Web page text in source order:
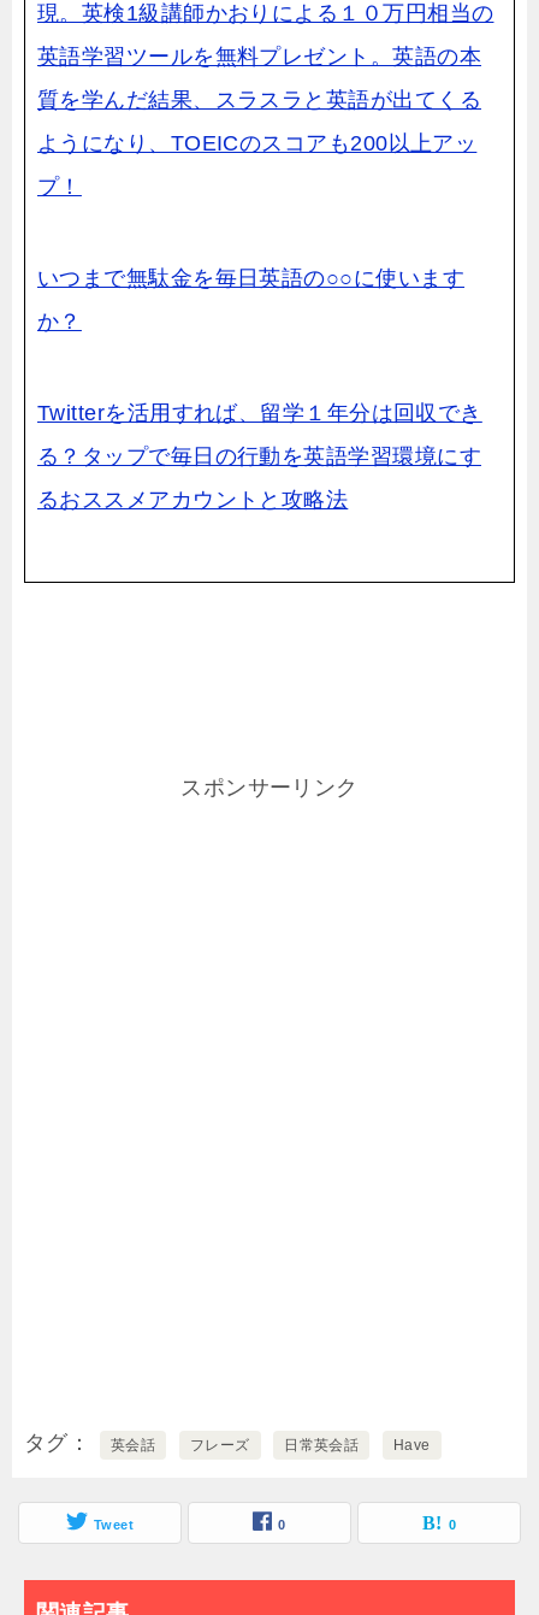
現。英検1級講師かおりによる１０万円相当の
英語学習ツールを無料プレゼント。英語の本
質を学んだ結果、スラスラと英語が出てくる
ようになり、TOEICのスコアも200以上アッ
プ！
いつまで無駄金を毎日英語の○○に使います
か？
Twitterを活用すれば、留学１年分は回収でき
る？タップで毎日の行動を英語学習環境にす
るおススメアカウントと攻略法
スポンサーリンク
タグ 英会話 フレーズ 日常英会話 Have
Tweet 0 0